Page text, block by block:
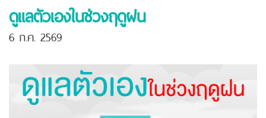
ดูแลตัวเองในช่วงฤดูฝน
6 ก.ค. 2569